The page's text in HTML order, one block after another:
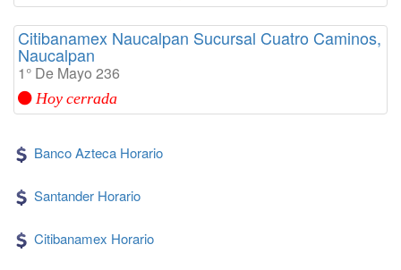
Citibanamex Naucalpan Sucursal Cuatro Caminos,
Naucalpan
1° De Mayo 236
Hoy cerrada
Banco Azteca Horario
Santander Horario
Citibanamex Horario